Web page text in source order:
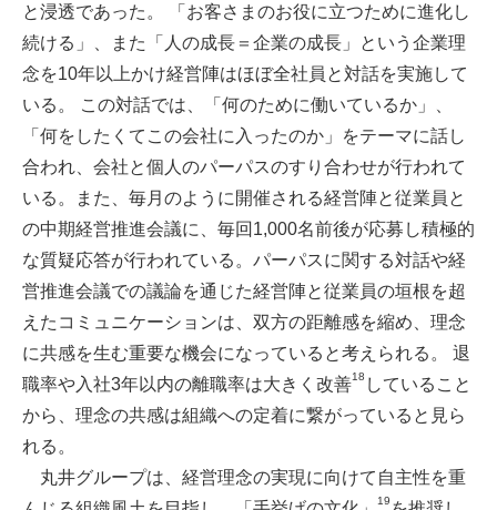
と浸透であった。 「お客さまのお役に立つために進化し
続ける」、また「人の成長＝企業の成長」という企業理
念を10年以上かけ経営陣はほぼ全社員と対話を実施して
いる。 この対話では、「何のために働いているか」、
「何をしたくてこの会社に入ったのか」をテーマに話し
合われ、会社と個人のパーパスのすり合わせが行われて
いる。また、毎月のように開催される経営陣と従業員と
の中期経営推進会議に、毎回1,000名前後が応募し積極的
な質疑応答が行われている。パーパスに関する対話や経
営推進会議での議論を通じた経営陣と従業員の垣根を超
えたコミュニケーションは、双方の距離感を縮め、理念
に共感を生む重要な機会になっていると考えられる。 退
職率や入社3年以内の離職率は大きく改善18 していること
から、理念の共感は組織への定着に繋がっていると見ら
れる。
丸井グループは、経営理念の実現に向けて自主性を重
19